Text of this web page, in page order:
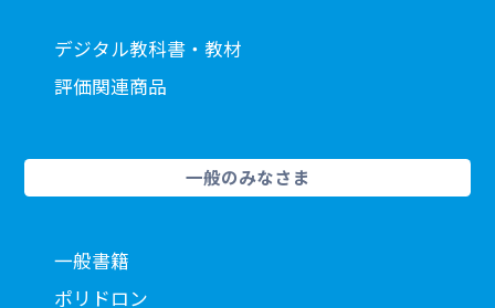
デジタル教科書・教材
評価関連商品
一般のみなさま
一般書籍
ポリドロン